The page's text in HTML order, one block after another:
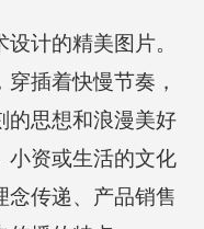
计的精美图片。
插着快慢节奏，
的思想和浪漫美好
小资或生活的文化
念传递、产品销售